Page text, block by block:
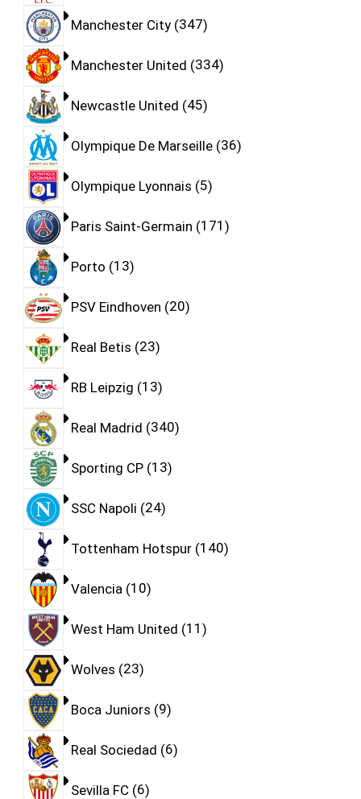
Manchester City 347
Manchester United 334
Newcastle United 45
Olympique De Marseille 36
Olympique Lyonnais 5
Paris Saint-Germain 171
Porto 13
PSV Eindhoven 20
Real Betis 23
RB Leipzig 13
Real Madrid 340
Sporting CP 13
SSC Napoli 24
Tottenham Hotspur 140
Valencia 10
West Ham United 11
Wolves 23
Boca Juniors 9
Real Sociedad 6
Sevilla FC 6